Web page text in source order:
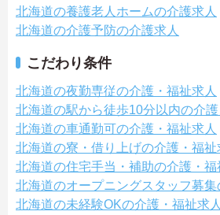
北海道の養護老人ホームの介護求人
北海道の介護予防の介護求人
こだわり条件
北海道の夜勤専従の介護・福祉求人
北海道の駅から徒歩10分以内の介護
北海道の車通勤可の介護・福祉求人
北海道の寮・借り上げの介護・福祉
北海道の住宅手当・補助の介護・福
北海道のオープニングスタッフ募集
北海道の未経験OKの介護・福祉求人